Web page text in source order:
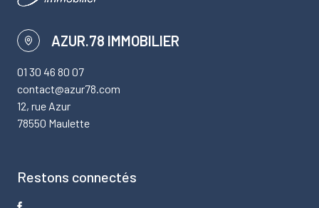
AZUR.78 IMMOBILIER
01 30 46 80 07
contact@azur78.com
12, rue Azur
78550 Maulette
Restons connectés